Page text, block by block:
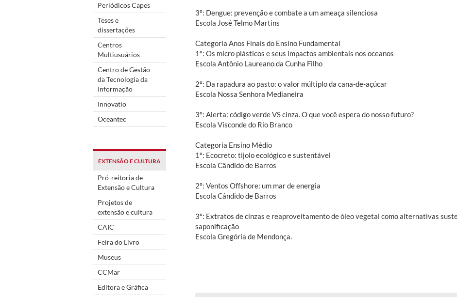
Periódicos Capes
Teses e
dissertações
Centros
Multiusuários
Centro de Gestão
da Tecnologia da
Informação
Innovatio
Oceantec
EXTENSÃO E CULTURA
Pró-reitoria de
Extensão e Cultura
Projetos de
extensão e cultura
CAIC
Feira do Livro
Museus
CCMar
Editora e Gráfica
3º: Dengue: prevenção e combate a um ameaça silenciosa
Escola José Telmo Martins
Categoria Anos Finais do Ensino Fundamental
1º: Os micro plásticos e seus impactos ambientais nos oceanos
Escola Antônio Laureano da Cunha Filho
2º: Da rapadura ao pasto: o valor múltiplo da cana-de-açúcar
Escola Nossa Senhora Medianeira
3º: Alerta: código verde VS cinza. O que você espera do nosso futuro?
Escola Visconde do Rio Branco
Categoria Ensino Médio
1º: Ecocreto: tijolo ecológico e sustentável
Escola Cândido de Barros
2º: Ventos Offshore: um mar de energia
Escola Cândido de Barros
3º: Extratos de cinzas e reaproveitamento de óleo vegetal como alternativas
saponificação
Escola Gregória de Mendonça.